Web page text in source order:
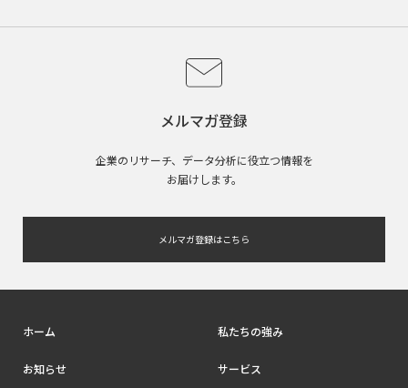
メルマガ登録
企業のリサーチ、データ分析に役立つ情報を
お届けします。
メルマガ登録はこちら
ホーム 私たちの強み
お知らせ サービス